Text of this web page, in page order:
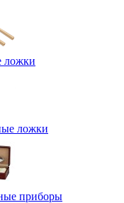
ложки
ложки
приборы